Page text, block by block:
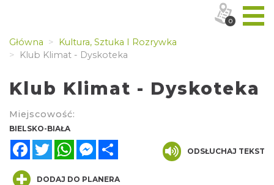
Główna
Kultura, Sztuka I Rozrywka
Klub Klimat - Dyskoteka
Klub Klimat - Dyskoteka
Miejscowość:
BIELSKO-BIAŁA
FacebookTwitterWhatsAppMessenger
ODSŁUCHAJ TEKST
DODAJ DO PLANERA
0